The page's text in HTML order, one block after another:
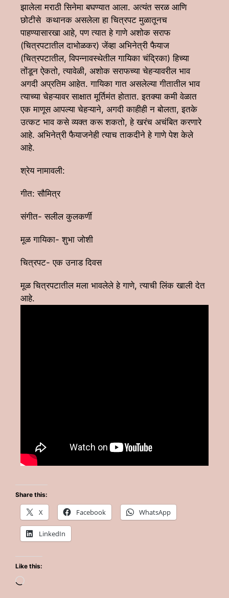
झालेला मराठी सिनेमा बघण्यात आला. अत्यंत सरळ आणि
छोटीसे कथानक असलेला हा चित्रपट मुळातूनच
पाहण्यासारखा आहे, पण त्यात हे गाणे अशोक सराफ
(चित्रपटातील दाभोळकर) जेंव्हा अभिनेत्री फैयाज
(चित्रपटातील, विपन्नावस्थेतील गायिका चंद्रिका) हिच्या
तोंडून ऐकतो, त्यावेळी, अशोक सराफच्या चेहऱ्यावरील भाव
अगदी अप्रतिम आहेत. गायिका गात असलेल्या गीतातील भाव
त्याच्या चेहऱ्यावर साक्षात मूर्तिमंत होतात. इतक्या कमी वेळात
एक माणूस आपल्या चेहऱ्याने, अगदी काहीही न बोलता, इतके
उत्कट भाव कसे व्यक्त करू शकतो, हे खरंच अचंबित करणारे
आहे. अभिनेत्री फैयाजनेही त्याच ताकदीने हे गाणे पेश केले
आहे.
श्रेय नामावली:
गीत: सौमित्र
संगीत- सलील कुलकर्णी
मूळ गायिका- शुभा जोशी
चित्रपट- एक उनाड दिवस
मूळ चित्रपटातील मला भावलेले हे गाणे, त्याची लिंक खाली देत
आहे.
Share this:
X Facebook WhatsApp
LinkedIn
Like this: